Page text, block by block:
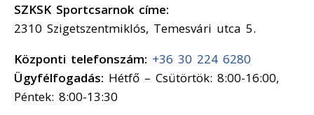
SZKSK Sportcsarnok címe:
2310 Szigetszentmiklós, Temesvári utca 5.
Központi telefonszám: +36 30 224 6280
Ügyfélfogadás: Hétfő – Csütörtök: 8:00-16:00,
Péntek: 8:00-13:30